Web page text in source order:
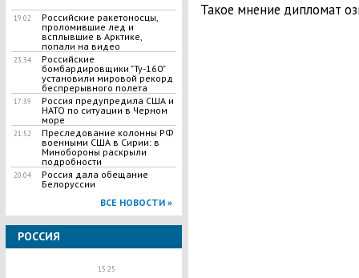
19:02
Российские ракетоносцы,
проломившие лед и
всплывшие в Арктике,
попали на видео
23:34
Российские
бомбардировщики "Ту-160"
установили мировой рекорд
беспрерывного полета
17:39
Россия предупредила США и
НАТО по ситуации в Черном
море
21:52
Преследование колонны РФ
военными США в Сирии: в
Минобороны раскрыли
подробности
20:04
Россия дала обещание
Белоруссии
ВСЕ НОВОСТИ »
РОССИЯ
15:25
Такое мнение дипломат